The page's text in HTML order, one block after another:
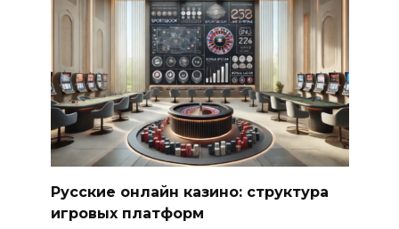
Русские онлайн казино: структура
игровых платформ